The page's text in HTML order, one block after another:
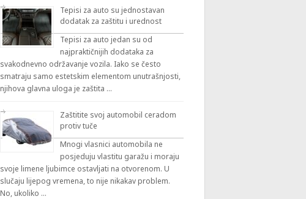
Tepisi za auto su jednostavan
dodatak za zaštitu i urednost
Tepisi za auto jedan su od
najpraktičnijih dodataka za
svakodnevno održavanje vozila. Iako se često
smatraju samo estetskim elementom unutrašnjosti,
njihova glavna uloga je zaštita …
Zaštitite svoj automobil ceradom
protiv tuče
Mnogi vlasnici automobila ne
posjeduju vlastitu garažu i moraju
svoje limene ljubimce ostavljati na otvorenom. U
slučaju lijepog vremena, to nije nikakav problem.
No, ukoliko …